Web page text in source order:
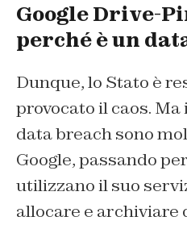
Google Drive-
perché è un
Dunque, lo Stato è
provocato il caos.
data breach sono
Google, passando
utilizzano il suo
allocare e archiviare